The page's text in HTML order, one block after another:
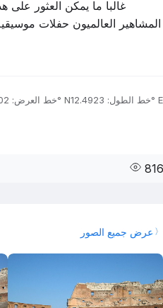
غالبا ما يمكن العثور على
خط العرض: 41.8902° N خط الطول: 12.4923° E
عرض جميع الصور